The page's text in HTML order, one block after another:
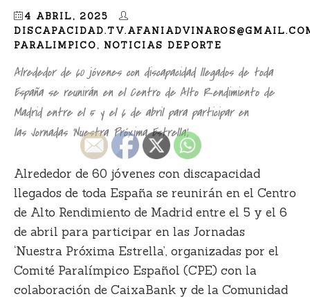
4 ABRIL, 2025
PARALIMPICO, NOTICIAS DEPORTE
Alrededor de 60 jóvenes con discapacidad llegados de toda
España se reunirán en el Centro de Alto Rendimiento de
Madrid entre el 5 y el 6 de abril para participar en
las Jornadas ‘Nuestra Próxima Estrella’,
Alrededor de 60 jóvenes con discapacidad
llegados de toda España se reunirán en el Centro
de Alto Rendimiento de Madrid entre el 5 y el 6
de abril para participar en las Jornadas
‘Nuestra Próxima Estrella’, organizadas por el
Comité Paralímpico Español (CPE) con la
colaboración de CaixaBank y de la Comunidad